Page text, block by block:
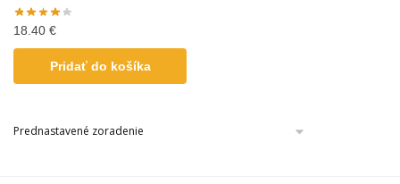
18.40 €
Pridať do košíka